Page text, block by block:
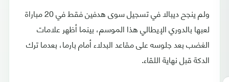
ولم ينجح ديبالا في تسجيل سوى هدفين فقط في 20 مباراة
لعبها بالدوري الإيطالي هذا الموسم، بينما أظهر علامات
الغضب بعد جلوسه على مقاعد البدلاء أمام بارما، بعدما ترك
الدكة قبل نهاية اللقاء.